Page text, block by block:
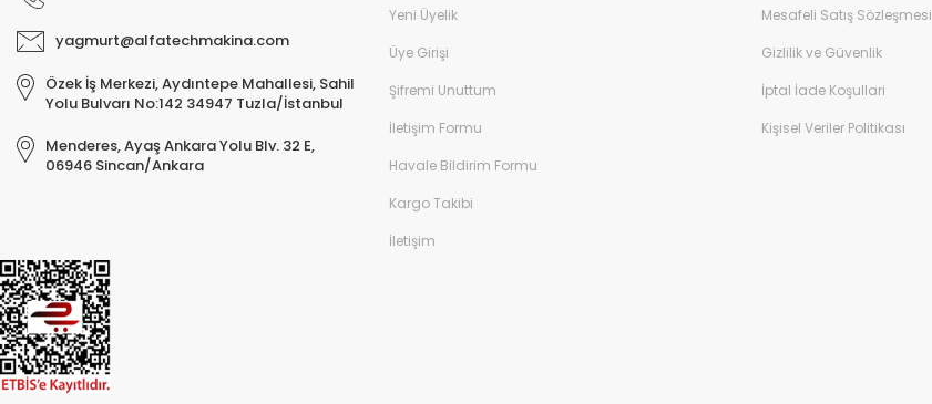
yagmurt@alfatechmakina.com
Özek İş Merkezi, Aydıntepe Mahallesi, Sahil
Yolu Bulvarı No:142 34947 Tuzla/İstanbul
Menderes, Ayaş Ankara Yolu Blv. 32 E,
06946 Sincan/Ankara
Yeni Üyelik
Üye Girişi
Şifremi Unuttum
İletişim Formu
Havale Bildirim Formu
Kargo Takibi
İletişim
Mesafeli Satış Sözleşmesi
Gizlilik ve Güvenlik
İptal İade Koşullari
Kişisel Veriler Politikası